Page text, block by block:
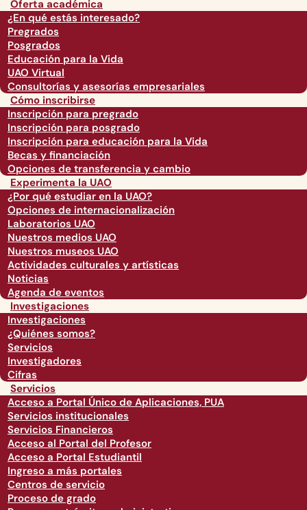
Oferta académica
¿En qué estás interesado?
Pregrados
Posgrados
Educación para la Vida
UAO Virtual
Consultorías y asesorías empresariales
Cómo inscribirse
Inscripción para pregrado
Inscripción para posgrado
Inscripción para educación para la Vida
Becas y financiación
Opciones de transferencia y cambio
Experimenta la UAO
¿Por qué estudiar en la UAO?
Opciones de internacionalización
Laboratorios UAO
Nuestros medios UAO
Nuestros museos UAO
Actividades culturales y artísticas
Noticias
Agenda de eventos
Investigaciones
Investigaciones
¿Quiénes somos?
Servicios
Investigadores
Cifras
Servicios
Acceso a Portal Único de Aplicaciones, PUA
Servicios institucionales
Servicios Financieros
Acceso al Portal del Profesor
Acceso a Portal Estudiantil
Ingreso a más portales
Centros de servicio
Proceso de grado